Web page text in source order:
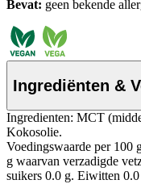
Bevat: geen bekende
Ingrediënten &
Ingredienten: MCT
Kokosolie.
Voedingswaarde per 100
g waarvan verzadigde
suikers 0.0 g. Eiwitten